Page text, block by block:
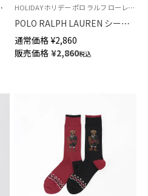
HOLIDAY ホリデー ポロ ラルフ ローレン 紳士 靴下 25FW
POLO RALPH LAUREN シーズ
ンベア刺しゅう オーガニックコ
ットン混 クルー丈 カジュアル
メンズ ソックス 02012502
通常価格 ¥2,860
販売価格 ¥2,860税込